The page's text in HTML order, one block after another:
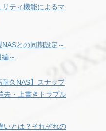
リティ機能によるマ
との同期設定～
～
耐久NAS】スナップ
去・上書きトラブル
いとは？それぞれの